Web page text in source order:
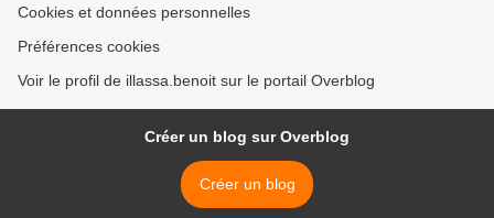
Cookies et données personnelles
Préférences cookies
Voir le profil de illassa.benoit sur le portail Overblog
Créer un blog sur Overblog
Créer un blog